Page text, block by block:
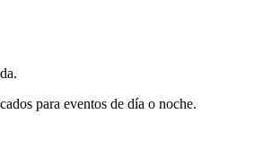
para eventos de día o noche.